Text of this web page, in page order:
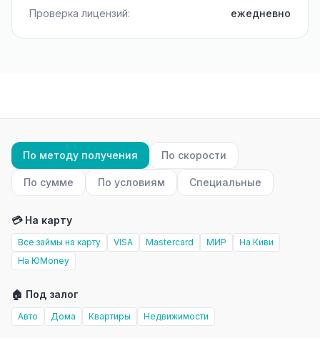
Проверка лицензий:
ежедневно
По методу получения По скорости
По сумме По условиям Специальные
💳 На карту
Все займы на карту VISA Mastercard МИР
На Киви
На ЮMoney
🏠 Под залог
Авто Дома Квартиры Недвижимости